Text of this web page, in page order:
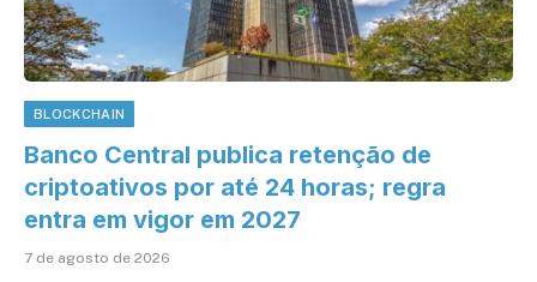
BLOCKCHAIN
Banco Central publica retenção de
criptoativos por até 24 horas; regra
entra em vigor em 2027
7 de agosto de 2026